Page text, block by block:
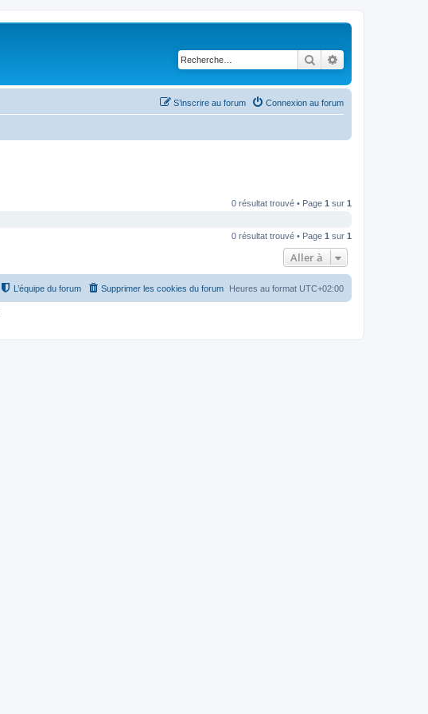
Rechercher
Connexion au forum
S’inscrire au forum
0 résultat trouvé • Page 1 sur 1
0 résultat trouvé • Page 1 sur 1
Aller à
Heures au format UTC+02:00
Supprimer les cookies du forum
L’équipe du forum